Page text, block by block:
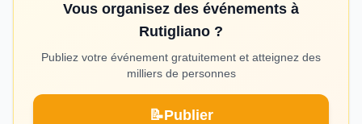
Vous organisez des événements à
Rutigliano ?
Publiez votre événement gratuitement et atteignez des
milliers de personnes
📝Publier